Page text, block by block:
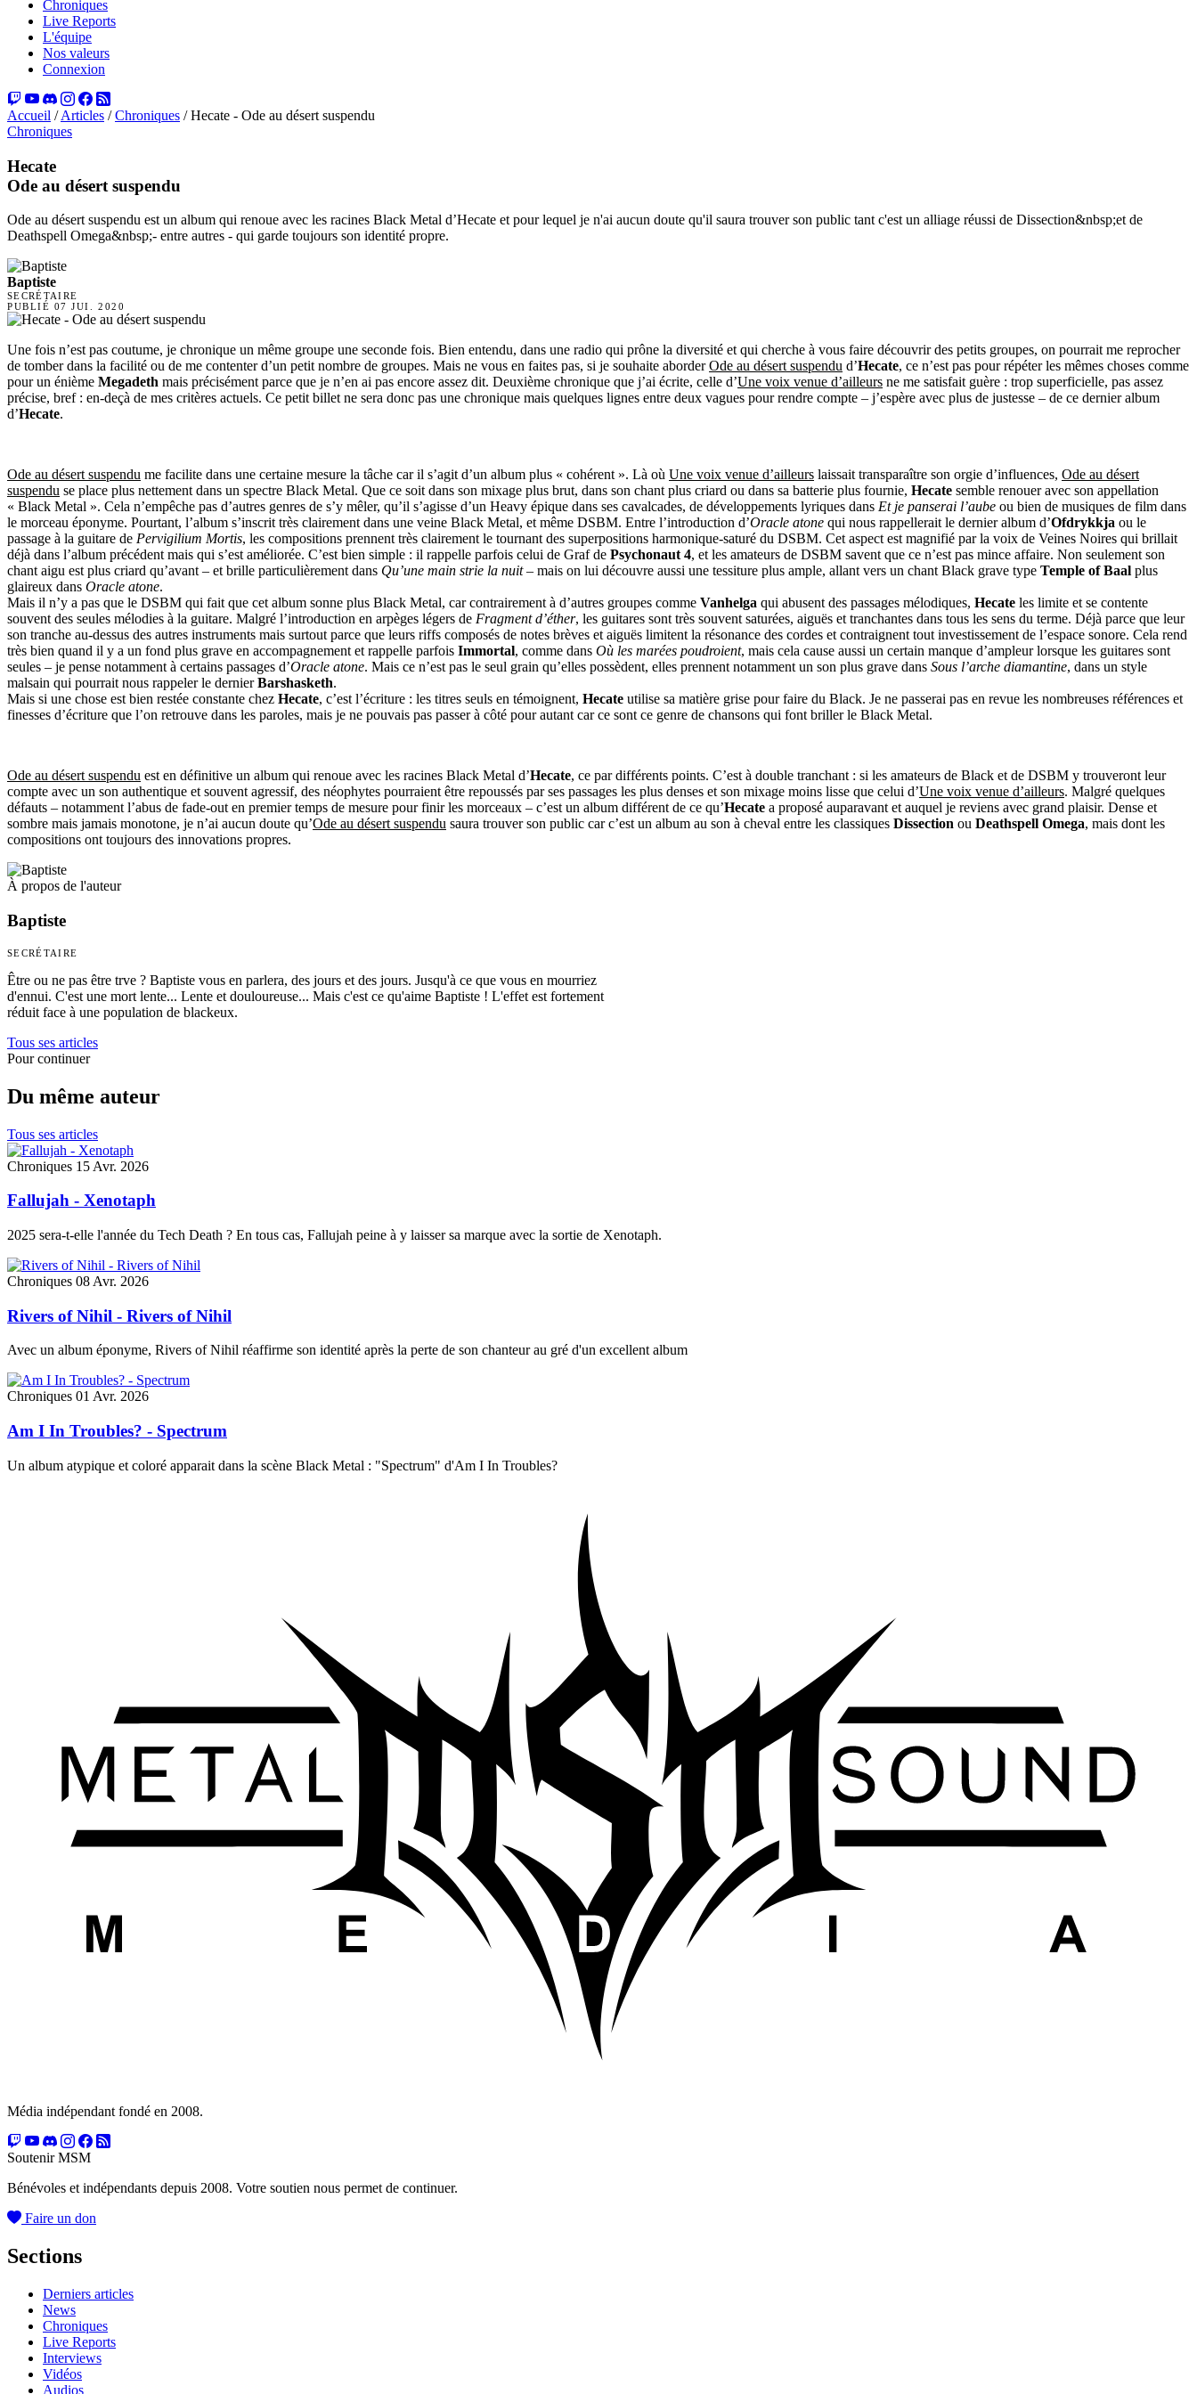
Chroniques
Live Reports
L'équipe
Nos valeurs
Connexion
Accueil / Articles / Chroniques / Hecate - Ode au désert suspendu
Chroniques
Hecate
Ode au désert suspendu
Ode au désert suspendu est un album qui renoue avec les racines Black Metal d’Hecate et pour lequel je n'ai aucun doute qu'il saura trouver son public tant c'est un alliage réussi de Dissection&nbsp;et de
Deathspell Omega&nbsp;- entre autres - qui garde toujours son identité propre.
Baptiste
SECRÉTAIRE
PUBLIÉ 07 JUI. 2020
Une fois n’est pas coutume, je chronique un même groupe une seconde fois. Bien entendu, dans une radio qui prône la diversité et qui cherche à vous faire découvrir des petits groupes, on pourrait me reprocher
de tomber dans la facilité ou de me contenter d’un petit nombre de groupes. Mais ne vous en faites pas, si je souhaite aborderOde au désert suspendu d’Hecate, ce n’est pas pour répéter les mêmes choses comme
pour un énième Megadeth mais précisément parce que je n’en ai pas encore assez dit. Deuxième chronique que j’ai écrite, celle d’Une voix venue d’ailleurs ne me satisfait guère : trop superficielle, pas assez
précise, bref : en-deçà de mes critères actuels. Ce petit billet ne sera donc pas une chronique mais quelques lignes entre deux vagues pour rendre compte – j’espère avec plus de justesse – de ce dernier album
d’Hecate.
Ode au désert suspendu me facilite dans une certaine mesure la tâche car il s’agit d’un album plus « cohérent ». Là où Une voix venue d’ailleurs laissait transparaître son orgie d’influences, Ode au désert
suspendu se place plus nettement dans un spectre Black Metal. Que ce soit dans son mixage plus brut, dans son chant plus criard ou dans sa batterie plus fournie, Hecate semble renouer avec son appellation
« Black Metal ». Cela n’empêche pas d’autres genres de s’y mêler, qu’il s’agisse d’un Heavy épique dans ses cavalcades, de développements lyriques dans Et je panserai l’aube ou bien de musiques de film dans
le morceau éponyme. Pourtant, l’album s’inscrit très clairement dans une veine Black Metal, et même DSBM. Entre l’introduction d’Oracle atone qui nous rappellerait le dernier album d’Ofdrykkja ou le
passage à la guitare de Pervigilium Mortis, les compositions prennent très clairement le tournant des superpositions harmonique-saturé du DSBM. Cet aspect est magnifié par la voix de Veines Noires qui brillait
déjà dans l’album précédent mais qui s’est améliorée. C’est bien simple : il rappelle parfois celui de Graf de Psychonaut 4, et les amateurs de DSBM savent que ce n’est pas mince affaire. Non seulement son
chant aigu est plus criard qu’avant – et brille particulièrement dans Qu’une main strie la nuit– mais on lui découvre aussi une tessiture plus ample, allant vers un chant Black grave type Temple of Baal plus
glaireux dans Oracle atone.
Mais il n’y a pas que le DSBM qui fait que cet album sonne plus Black Metal, car contrairement à d’autres groupes comme Vanhelga qui abusent des passages mélodiques, Hecate les limite et se contente
souvent des seules mélodies à la guitare. Malgré l’introduction en arpèges légers de Fragment d’éther, les guitares sont très souvent saturées, aiguës et tranchantes dans tous les sens du terme. Déjà parce que leur
son tranche au-dessus des autres instruments mais surtout parce que leurs riffs composés de notes brèves et aiguës limitent la résonance des cordes et contraignent tout investissement de l’espace sonore. Cela rend
très bien quand il y a un fond plus grave en accompagnement et rappelle parfois Immortal, comme dans Où les marées poudroient, mais cela cause aussi un certain manque d’ampleur lorsque les guitares sont
seules – je pense notamment à certains passages d’Oracle atone. Mais ce n’est pas le seul grain qu’elles possèdent, elles prennent notamment un son plus grave dans Sous l’arche diamantine, dans un style
malsain qui pourrait nous rappeler le dernierBarshasketh.
Mais si une chose est bien restée constante chez Hecate, c’est l’écriture : les titres seuls en témoignent, Hecate utilise sa matière grise pour faire du Black. Je ne passerai pas en revue les nombreuses références et
finesses d’écriture que l’on retrouve dans les paroles, mais je ne pouvais pas passer à côté pour autant car ce sont ce genre de chansons qui font briller le Black Metal.
Ode au désert suspendu est en définitive un album qui renoue avec les racines Black Metal d’Hecate, ce par différents points. C’est à double tranchant : si les amateurs de Black et de DSBM y trouveront leur
compte avec un son authentique et souvent agressif, des néophytes pourraient être repoussés par ses passages les plus denses et son mixage moins lisse que celui d’Une voix venue d’ailleurs. Malgré quelques
défauts – notamment l’abus de fade-out en premier temps de mesure pour finir les morceaux – c’est un album différent de ce qu’Hecate a proposé auparavant et auquel je reviens avec grand plaisir. Dense et
sombre mais jamais monotone, je n’ai aucun doute qu’Ode au désert suspendu saura trouver son public car c’est un album au son à cheval entre les classiques Dissection ou Deathspell Omega, mais dont les
compositions ont toujours des innovations propres.
À propos de l'auteur
Baptiste
SECRÉTAIRE
Être ou ne pas être trve ? Baptiste vous en parlera, des jours et des jours. Jusqu'à ce que vous en mourriez
d'ennui. C'est une mort lente... Lente et douloureuse... Mais c'est ce qu'aime Baptiste ! L'effet est fortement
réduit face à une population de blackeux.
Tous ses articles
Pour continuer
Du même auteur
Tous ses articles
Chroniques 15 Avr. 2026
Fallujah - Xenotaph
2025 sera-t-elle l'année du Tech Death ? En tous cas, Fallujah peine à y laisser sa marque avec la sortie de Xenotaph.
Chroniques 08 Avr. 2026
Rivers of Nihil - Rivers of Nihil
Avec un album éponyme, Rivers of Nihil réaffirme son identité après la perte de son chanteur au gré d'un excellent album
Chroniques 01 Avr. 2026
Am I In Troubles? - Spectrum
Un album atypique et coloré apparait dans la scène Black Metal : "Spectrum" d'Am I In Troubles?
Média indépendant fondé en 2008.
Soutenir MSM
Bénévoles et indépendants depuis 2008. Votre soutien nous permet de continuer.
Faire un don
Sections
Derniers articles
News
Chroniques
Live Reports
Interviews
Vidéos
Audios